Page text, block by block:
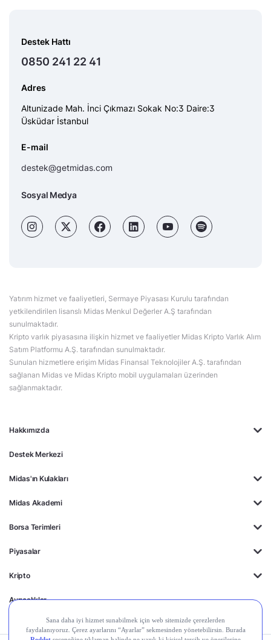
Hakkımızda
Destek Merkezi
Midas'ın Kulakları
Midas Akademi
Borsa Terimleri
Piyasalar
Kripto
Ayrıcalıklar
Destek Hattı
0850 241 22 41
Adres
Altunizade Mah. İnci Çıkmazı Sokak No:3 Daire:3
Üsküdar İstanbul
E-mail
destek@getmidas.com
Sosyal Medya
Yatırım hizmet ve faaliyetleri, Sermaye Piyasası Kurulu tarafından
yetkilendirilen lisanslı Midas Menkul Değerler A.Ş tarafından
sunulmaktadır.
Kripto varlık piyasasına ilişkin hizmet ve faaliyetler Midas Kripto Varlık Alım
Satım Platformu A.Ş. tarafından sunulmaktadır.
Sunulan hizmetlere erişim Midas Finansal Teknolojiler A.Ş. tarafından
sağlanan Midas ve Midas Kripto mobil uygulamaları üzerinden
sağlanmaktadır.